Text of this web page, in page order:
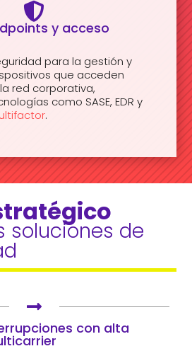

y acceso
para la gestión y
que acceden
red corporativa,
como SASE, EDR y
.
soluciones de

con alta